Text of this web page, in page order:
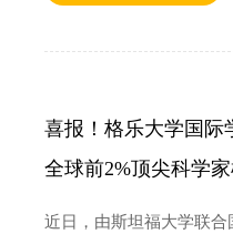
喜报！格乐大学国际
全球前2%顶尖科学
近日，由斯坦福大学联